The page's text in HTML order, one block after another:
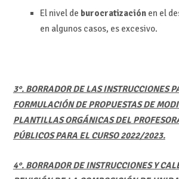
El nivel de burocratizaciónen el
en algunos casos, es excesivo.
3°. BORRADOR DE LAS INSTRUCCIONES
FORMULACIÓN DE PROPUESTAS DE
PLANTILLAS ORGÁNICAS DEL
PÚBLICOS PARA EL CURSO 2022/2023.
4°. BORRADOR DE INSTRUCCIONES Y